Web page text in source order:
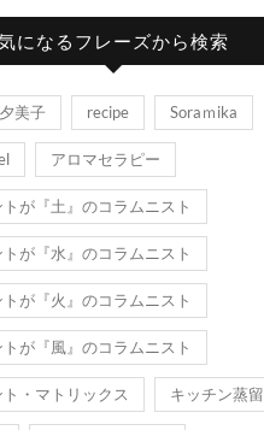
になるフレーズから検索
美子 recipe Soraｍika
アロマセラピー
トが『土』のコラムニスト
トが『水』のコラムニスト
トが『火』のコラムニスト
トが『風』のコラムニスト
ト・マトリックス キッチン蒸留